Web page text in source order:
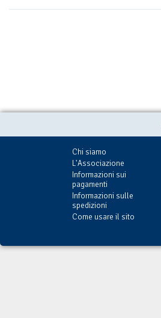
Chi siamo
L'Associazione
Informazioni sui
pagamenti
Informazioni sulle
spedizioni
Come usare il sito